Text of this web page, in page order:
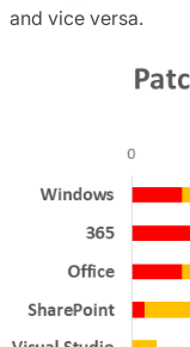
and vice versa.